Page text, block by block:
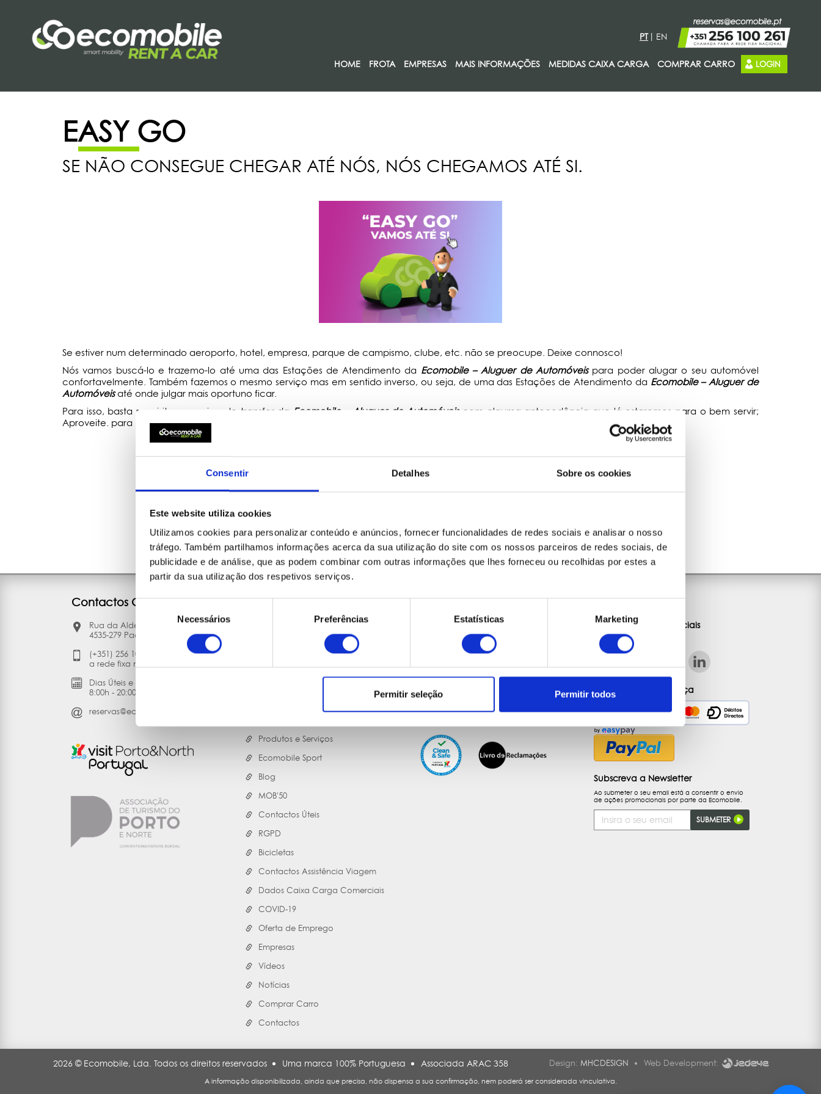
Consentir Detalhes Sobre os cookies
Este website utiliza cookies
Utilizamos cookies para personalizar conteúdo e anúncios, fornecer funcionalidades de redes sociais e analisar o nosso
tráfego. Também partilhamos informações acerca da sua utilização do site com os nossos parceiros de redes sociais, de
publicidade e de análise, que as podem combinar com outras informações que lhes forneceu ou recolhidas por estes a
partir da sua utilização dos respetivos serviços.
Seleção
consentimento
Necessários Preferências Estatísticas Marketing
Permitir seleção Permitir todos
HOME FROTA EMPRESAS MAIS INFORMAÇÕES MEDIDAS CAIXA CARGA COMPRAR CARRO LOGIN
PT EN
EASY GO
SE NÃO CONSEGUE CHEGAR ATÉ NÓS, NÓS CHEGAMOS ATÉ SI.
Se estiver num determinado aeroporto, hotel, empresa, parque de campismo, clube, etc. não se preocupe. Deixe connosco!
Nós vamos buscá-lo e trazemo-lo até uma das Estações de Atendimento da Ecomobile – Aluguer de Automóveis para poder alugar o seu automóvel
confortavelmente. Também fazemos o mesmo serviço mas em sentido inverso, ou seja, de uma das Estações de Atendimento da Ecomobile – Aluguer de
Automóveis até onde julgar mais oportuno ficar.
Para isso, basta requisitar o serviço de transfer da Ecomobile – Aluguer de Automóveis com alguma antecedência que lá estaremos para o bem servir;
Aproveite. para nós, é um prazer!
Contactos Gerais
Rua da Aldeia, 375
4535-279 Paços de Brandão Vfr
(+351) 256 100 261 (chamada para
a rede fixa nacional)
Dias Úteis e Sábados:
8:00h - 20:00h
reservas@ecomobile.pt
Ligações
Condições Gerais de Aluguer
Produtos e Serviços
Ecomobile Sport
Blog
MOB'50
Contactos Úteis
RGPD
Bicicletas
Contactos Assistência Viagem
Dados Caixa Carga Comerciais
COVID-19
Oferta de Emprego
Empresas
Vídeos
Notícias
Comprar Carro
Contactos
Porquê a Ecomobile
24 Horas de Assistência
Serviço Rápido e Personalizado
5 Passos para Reserva Online
Protecção de Dados
Comunicação
Siga-nos nas redes sociais
Alugue com Segurança
Subscreva a Newsletter
Ao submeter o seu email está a consentir o envio
de ações promocionais por parte da Ecomobile.
de
Email
SUBMETER
2026 © Ecomobile, Lda. Todos os direitos reservados Uma marca 100% Portuguesa Associada ARAC 358 Design: MHCDESIGN Web Development:
A informação disponibilizada, ainda que precisa, não dispensa a sua confirmação, nem poderá ser considerada vinculativa.